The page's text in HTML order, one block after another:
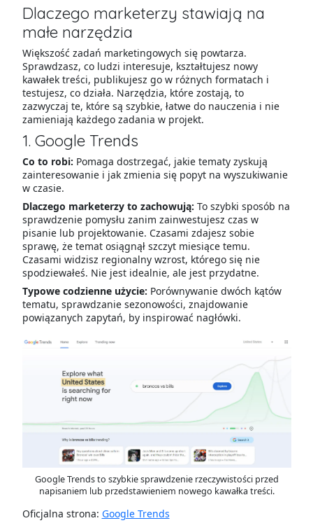
Dlaczego marketerzy stawiają na
małe narzędzia
Większość zadań marketingowych się powtarza.
Sprawdzasz, co ludzi interesuje, kształtujesz nowy
kawałek treści, publikujesz go w różnych formatach i
testujesz, co działa. Narzędzia, które zostają, to
zazwyczaj te, które są szybkie, łatwe do nauczenia i nie
zamieniają każdego zadania w projekt.
1. Google Trends
Co to robi: Pomaga dostrzegać, jakie tematy zyskują
zainteresowanie i jak zmienia się popyt na wyszukiwanie
w czasie.
Dlaczego marketerzy to zachowują: To szybki sposób na
sprawdzenie pomysłu zanim zainwestujesz czas w
pisanie lub projektowanie. Czasami zdajesz sobie
sprawę, że temat osiągnął szczyt miesiące temu.
Czasami widzisz regionalny wzrost, którego się nie
spodziewałeś. Nie jest idealnie, ale jest przydatne.
Typowe codzienne użycie: Porównywanie dwóch kątów
tematu, sprawdzanie sezonowości, znajdowanie
powiązanych zapytań, by inspirować nagłówki.
Google Trends to szybkie sprawdzenie rzeczywistości przed
napisaniem lub przedstawieniem nowego kawałka treści.
Oficjalna strona: Google Trends